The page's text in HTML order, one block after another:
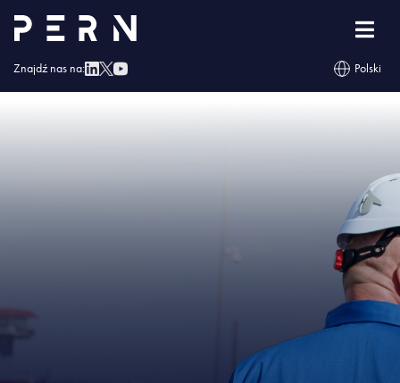
Znajdź nas na: Polski
Strona główna »PERN ukończył budowę Terminala Naftowego w Gdańsku»